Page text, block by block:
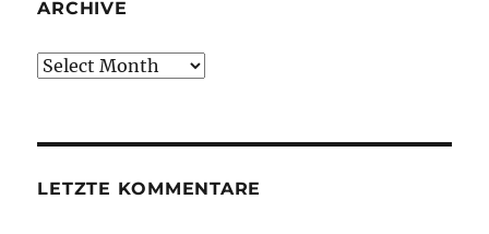
ARCHIVE
Archive
LETZTE KOMMENTARE